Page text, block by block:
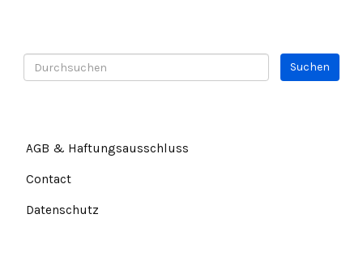
AGB & Haftungsausschluss
Contact
Datenschutz